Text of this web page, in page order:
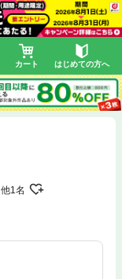
カート はじめての方へ
他1名